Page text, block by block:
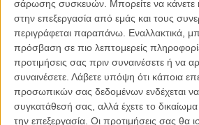
σάρωσης συσκευών. Μπορείτε να κάνετε
στην επεξεργασία από εμάς και τους
περιγράφεται παραπάνω. Εναλλακτικά,
πρόσβαση σε πιο λεπτομερείς
προτιμήσεις σας πριν συναινέσετε ή να
συναινέσετε. Λάβετε υπόψη ότι κάποια
προσωπικών σας δεδομένων ενδέχεται να
συγκατάθεσή σας, αλλά έχετε το
την επεξεργασία. Οι προτιμήσεις σας θα
απομονωμένη προσπαθώντας να βρω
ρόλου.»